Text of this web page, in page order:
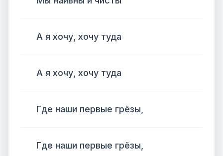
А я хочу, хочу туда
А я хочу, хочу туда
Где наши первые грёзы,
Где наши первые грёзы,